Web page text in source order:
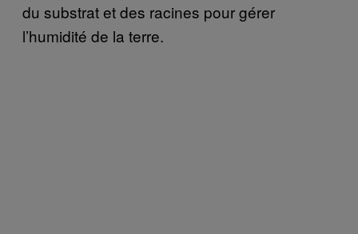
du substrat et des racines pour gérer
l’humidité de la terre.